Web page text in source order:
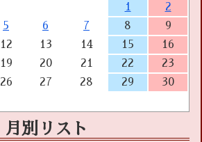
1
2
5 6 7 8
9
12 13 14 15
16
19 20 21 22
23
26 27 28 29
30
月別リスト